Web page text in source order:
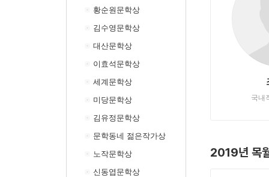
황순원문학상
김수영문학상
대산문학상
이효석문학상
세계문학상
미당문학상
김유정문학상
문학동네 젊은작가상
노작문학상
신동엽문학상
국내
2019년 목